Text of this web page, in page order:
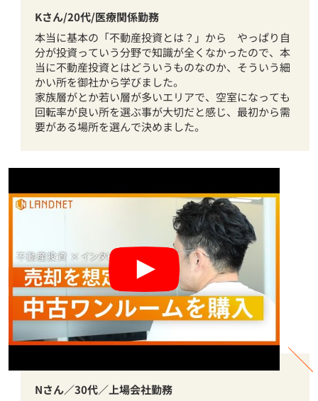
Kさん/20代/医療関係勤務
本当に基本の「不動産投資とは？」から やっぱり自
分が投資っていう分野で知識が全くなかったので、本
当に不動産投資とはどういうものなのか、そういう細
かい所を御社から学びました。
家族層がとか若い層が多いエリアで、空室になっても
回転率が良い所を選ぶ事が大切だと感じ、最初から需
要がある場所を選んで決めました。
Nさん／30代／上場会社勤務